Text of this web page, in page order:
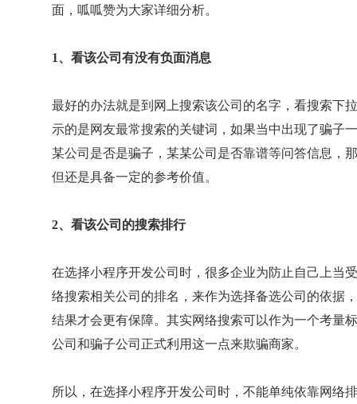
面，呱呱赞为大家详细分析。
1、看该公司有没有负面消息
最好的办法就是到网上搜索该公司的名字，看搜索下
示的是网友最常搜索的关键词，如果当中出现了骗子
某公司是否是骗子，某某公司是否靠谱等问答信息，
但还是具备一定的参考价值。
2、看该公司的搜索排行
在选择小程序开发公司时，很多企业为防止自己上当
络搜索相关公司的排名，来作为选择备选公司的依据
结果才会更有保障。其实网络搜索可以作为一个考量
公司和骗子公司正式利用这一点来欺骗商家。
所以，在选择小程序开发公司时，不能单纯依靠网络